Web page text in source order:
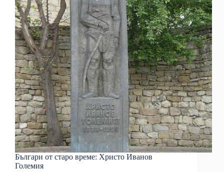
Българи от старо време: Христо Иванов
Големия